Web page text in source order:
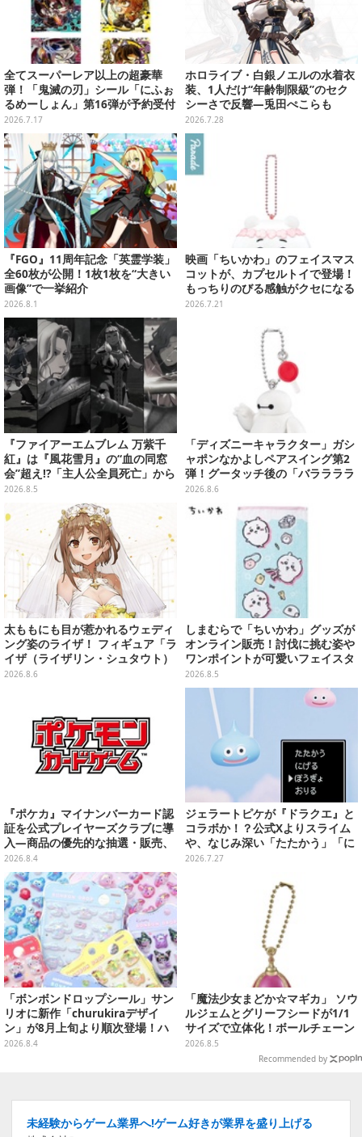
全てスーパーレア以上の超豪華
弾！「鬼滅の刃」シール「にふぉ
るめーしょん」第16弾が予約受付
実施、胡蝶しのぶや童磨など全39
種
2026.7.17
ホロライブ・白銀ノエルの水着衣
装、1人だけ“年齢制限級”のセク
シーさで反響―兎田ぺこらも
「こ、こんなことが許されていい
のか？」と興奮隠せず
2026.7.28
『FGO』11周年記念「英霊学装」
全60枚が公開！1枚1枚を“大きい
画像”で一挙紹介
2026.8.1
映画「ちいかわ」のフェイスマス
コットが、カプセルトイで登場！
もっちりのびる感触がクセになる
ハチワレ、セイレーンなど全5種
2026.7.21
『ファイアーエムブレム 万紫千
紅』は『風花雪月』の“血の同窓
会”超え!?「主人公全員死亡」から
始まる物語は、様々なシリーズ作
2026.8.5
「ディズニーキャラクター」ガシ
ャポンなかよしペアスイング第2
弾！グータッチ後の「バララララ
ララ～♪」を再現したヒロ＆ベイ
マックスなど全4種
2026.8.6
太ももにも目が惹かれるウェディ
ング姿のライザ！ フィギュア「ラ
イザ（ライザリン・シュタウト）
ウェディングStyle」が8月7日よ
2026.8.6
しまむらで「ちいかわ」グッズが
オンライン販売！討伐に挑む姿や
ワンポイントが可愛いフェイスタ
オル、バスマットなど全14種
2026.8.5
『ポケカ』マイナンバーカード認
証を公式プレイヤーズクラブに導
入―商品の優先的な抽選・販売、
公式大会への参加申し込みに活用
2026.8.4
ジェラートピケが『ドラクエ』と
コラボか！？公式Xよりスライム
や、なじみ深い「たたかう」「に
げる」のコマンドウィンドウが投
2026.7.27
「ボンボンドロップシール」サン
リオに新作「churukiraデザイ
ン」が8月上旬より順次登場！ハ
ローキティ、はぴだんぶいなど全
2026.8.4
「魔法少女まどか☆マギカ」 ソウ
ルジェムとグリーフシードが1/1
サイズで立体化！ボールチェーン
を外せばフィギュアとして飾れる
ガシャポン全6種
2026.8.5
Recommended by
未経験からゲーム業界へ!ゲーム好きが業界を盛り上げる